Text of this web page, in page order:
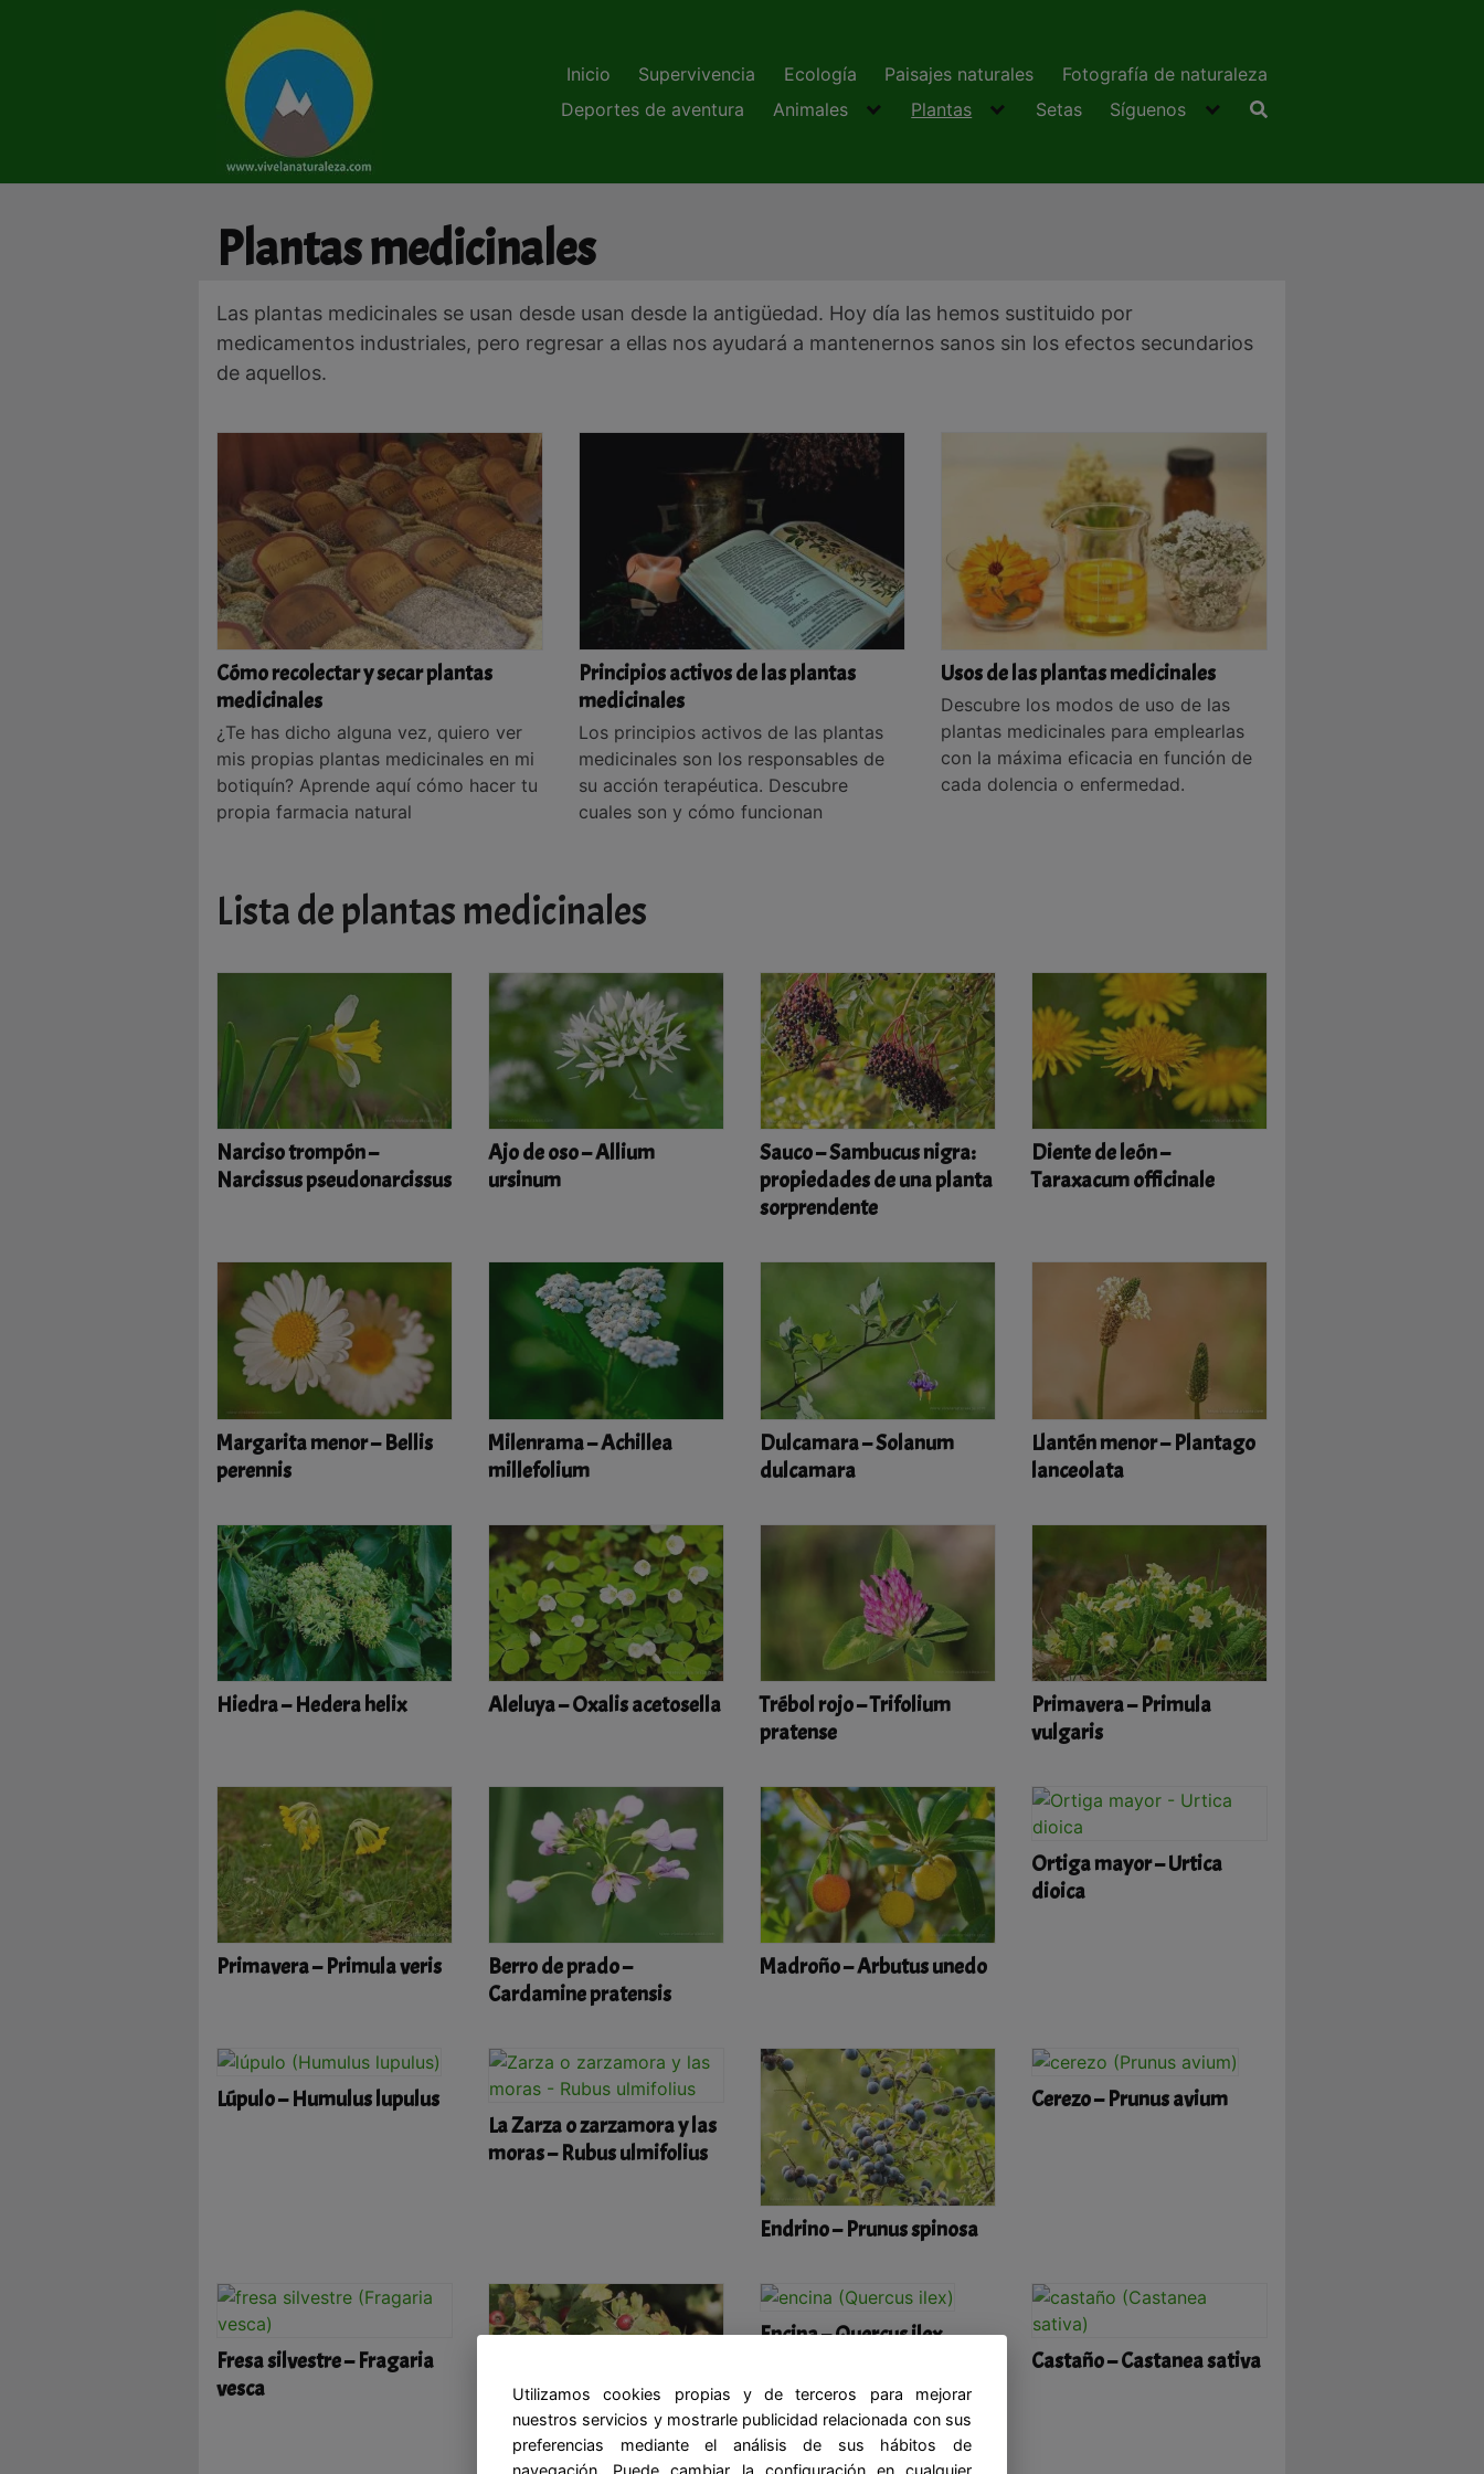
Inicio Supervivencia Ecología Paisajes naturales
Fotografía de naturaleza
Deportes de aventura
Animales Plantas Setas Síguenos
Plantas medicinales
Las plantas medicinales se usan desde usan desde la antigüedad. Hoy día las hemos sustituido por
medicamentos industriales, pero regresar a ellas nos ayudará a mantenernos sanos sin los efectos secundarios
de aquellos.
Cómo recolectar y secar plantas
medicinales
¿Te has dicho alguna vez, quiero ver
mis propias plantas medicinales en mi
botiquín? Aprende aquí cómo hacer tu
propia farmacia natural
Principios activos de las plantas
medicinales
Los principios activos de las plantas
medicinales son los responsables de
su acción terapéutica. Descubre
cuales son y cómo funcionan
Usos de las plantas medicinales
Descubre los modos de uso de las
plantas medicinales para emplearlas
con la máxima eficacia en función de
cada dolencia o enfermedad.
Lista de plantas medicinales
Narciso trompón –
Narcissus pseudonarcissus
Ajo de oso – Allium
ursinum
Sauco – Sambucus nigra:
propiedades de una planta
sorprendente
Diente de león –
Taraxacum officinale
Margarita menor – Bellis
perennis
Milenrama – Achillea
millefolium
Dulcamara – Solanum
dulcamara
Llantén menor – Plantago
lanceolata
Hiedra – Hedera helix Aleluya – Oxalis acetosella
Trébol rojo – Trifolium
pratense
Primavera – Primula
vulgaris
Primavera – Primula veris
Berro de prado –
Cardamine pratensis
Madroño – Arbutus unedo
Ortiga mayor – Urtica
dioica
Lúpulo – Humulus lupulus
La Zarza o zarzamora y las
moras – Rubus ulmifolius
Endrino – Prunus spinosa
Cerezo – Prunus avium
Fresa silvestre – Fragaria
vesca
Espino blanco (Crataegus
Encina – Quercus ilex
Castaño – Castanea sativa
Utilizamos cookies propias y de terceros para mejorar
nuestros servicios y mostrarle publicidad relacionada con sus
preferencias mediante el análisis de sus hábitos de
navegación. Puede cambiar la configuración en cualquier